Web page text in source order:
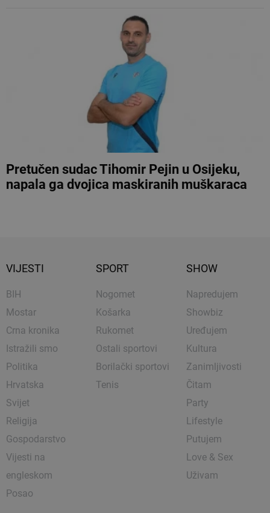
Pretučen sudac Tihomir Pejin u Osijeku,
napala ga dvojica maskiranih muškaraca
VIJESTI
BIH
Mostar
Crna kronika
Istražili smo
Politika
Hrvatska
Svijet
Religija
Gospodarstvo
Vijesti na
engleskom
Posao
SPORT
Nogomet
Košarka
Rukomet
Ostali sportovi
Borilački sportovi
Tenis
SHOW
Napredujem
Showbiz
Uređujem
Kultura
Zanimljivosti
Čitam
Party
Lifestyle
Putujem
Love & Sex
Uživam